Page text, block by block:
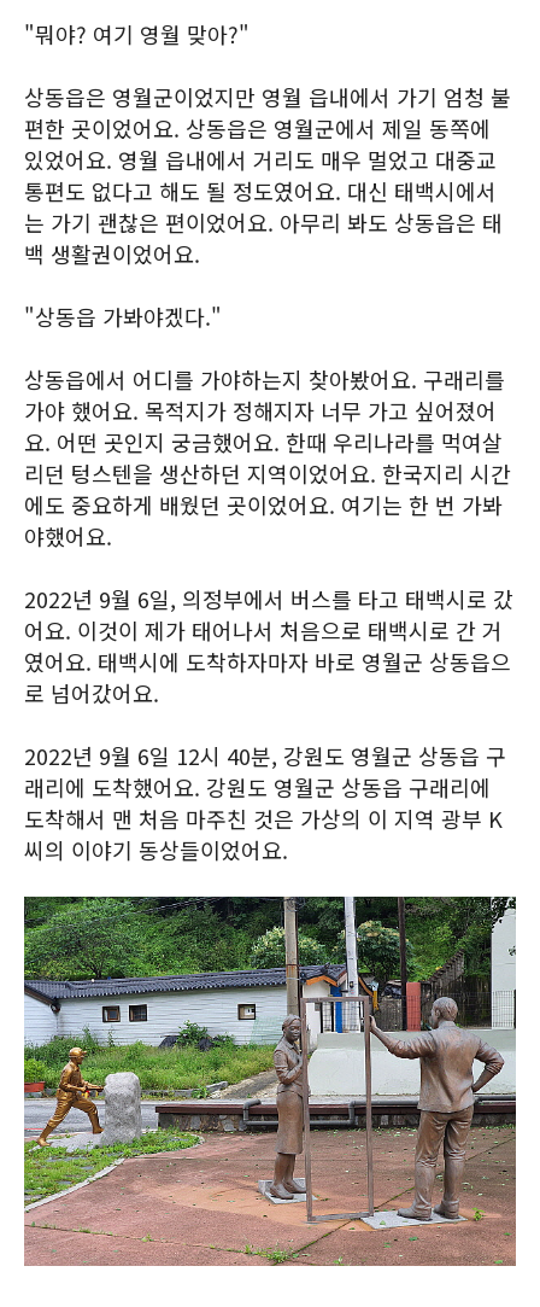
"뭐야? 여기 영월 맞아?"
상동읍은 영월군이었지만 영월 읍내에서 가기 엄청 불
편한 곳이었어요. 상동읍은 영월군에서 제일 동쪽에
있었어요. 영월 읍내에서 거리도 매우 멀었고 대중교
통편도 없다고 해도 될 정도였어요. 대신 태백시에서
는 가기 괜찮은 편이었어요. 아무리 봐도 상동읍은 태
백 생활권이었어요.
"상동읍 가봐야겠다."
상동읍에서 어디를 가야하는지 찾아봤어요. 구래리를
가야 했어요. 목적지가 정해지자 너무 가고 싶어졌어
요. 어떤 곳인지 궁금했어요. 한때 우리나라를 먹여살
리던 텅스텐을 생산하던 지역이었어요. 한국지리 시간
에도 중요하게 배웠던 곳이었어요. 여기는 한 번 가봐
야했어요.
2022년 9월 6일, 의정부에서 버스를 타고 태백시로 갔
어요. 이것이 제가 태어나서 처음으로 태백시로 간 거
였어요. 태백시에 도착하자마자 바로 영월군 상동읍으
로 넘어갔어요.
2022년 9월 6일 12시 40분, 강원도 영월군 상동읍 구
래리에 도착했어요. 강원도 영월군 상동읍 구래리에
도착해서 맨 처음 마주친 것은 가상의 이 지역 광부 K
씨의 이야기 동상들이었어요.